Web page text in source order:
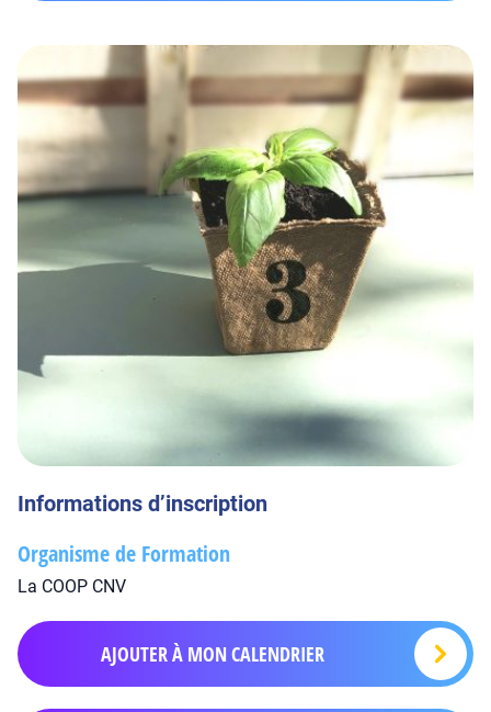
Informations d’inscription
Organisme de Formation
La COOP CNV
AJOUTER À MON CALENDRIER